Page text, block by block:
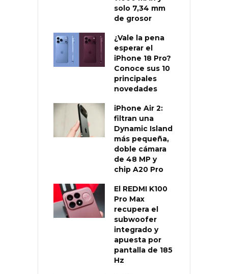
solo 7,34 mm
de grosor
¿Vale la pena
esperar el
iPhone 18 Pro?
Conoce sus 10
principales
novedades
iPhone Air 2:
filtran una
Dynamic Island
más pequeña,
doble cámara
de 48 MP y
chip A20 Pro
El REDMI K100
Pro Max
recupera el
subwoofer
integrado y
apuesta por
pantalla de 185
Hz